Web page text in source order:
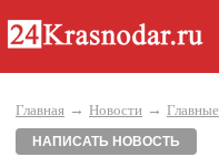
Главная → Новости → Главные
НАПИСАТЬ НОВОСТЬ